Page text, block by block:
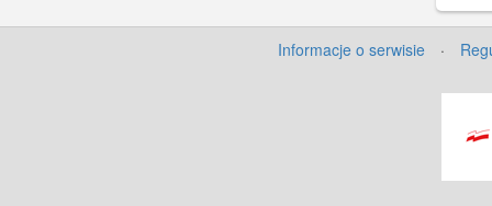
Informacje o serwisie ·